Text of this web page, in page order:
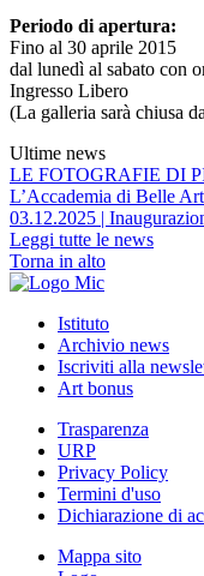
Periodo di apertura:
Fino al 30 aprile 2015
dal lunedì al sabato con
Ingresso Libero
(La galleria sarà chiusa
Ultime news
LE FOTOGRAFIE DI
L’Accademia di Belle
03.12.2025 |
Leggi tutte le news
Torna in alto
Istituto
Archivio news
Iscriviti alla
Art bonus
Trasparenza
URP
Privacy Policy
Termini d'uso
Dichiarazione di
Mappa sito